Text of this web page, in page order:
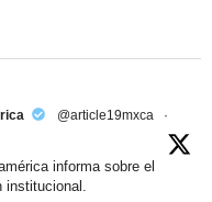
@article19mxca
·
informa sobre el